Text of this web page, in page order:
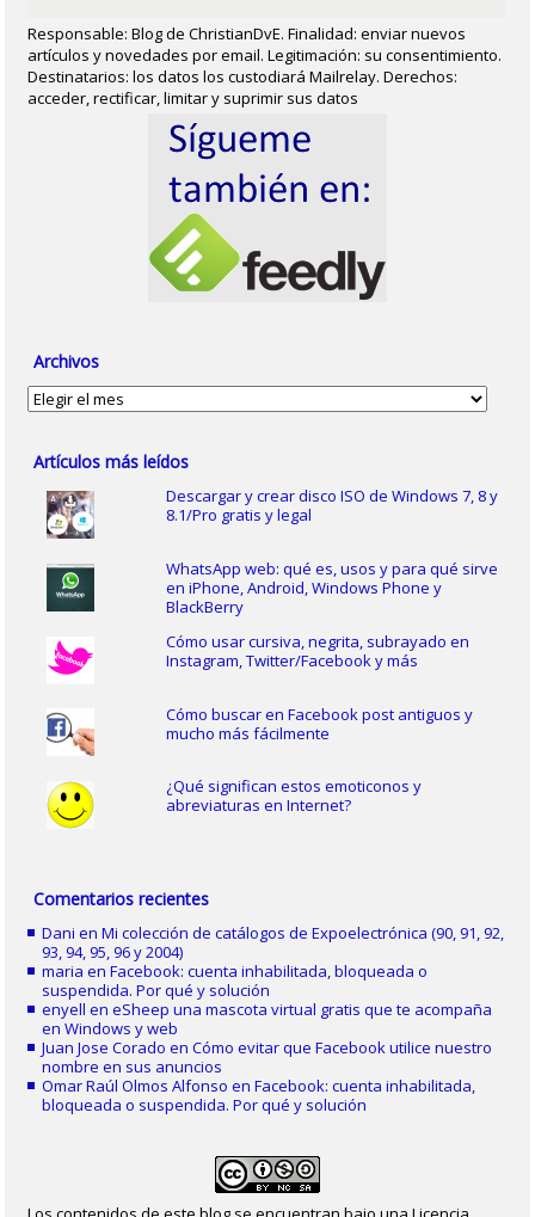
Responsable: Blog de ChristianDvE. Finalidad: enviar nuevos
artículos y novedades por email. Legitimación: su consentimiento.
Destinatarios: los datos los custodiará Mailrelay. Derechos:
acceder, rectificar, limitar y suprimir sus datos
Archivos
Archivos
Artículos más leídos
Descargar y crear disco ISO de Windows 7, 8 y
8.1/Pro gratis y legal
WhatsApp web: qué es, usos y para qué sirve
en iPhone, Android, Windows Phone y
BlackBerry
Cómo usar cursiva, negrita, subrayado en
Instagram, Twitter/Facebook y más
Cómo buscar en Facebook post antiguos y
mucho más fácilmente
¿Qué significan estos emoticonos y
abreviaturas en Internet?
Comentarios recientes
Dani enMi colección de catálogos de Expoelectrónica (90, 91, 92,
93, 94, 95, 96 y 2004)
maria enFacebook: cuenta inhabilitada, bloqueada o
suspendida. Por qué y solución
enyell eneSheep una mascota virtual gratis que te acompaña
en Windows y web
Juan Jose Corado enCómo evitar que Facebook utilice nuestro
nombre en sus anuncios
Omar Raúl Olmos Alfonso enFacebook: cuenta inhabilitada,
bloqueada o suspendida. Por qué y solución